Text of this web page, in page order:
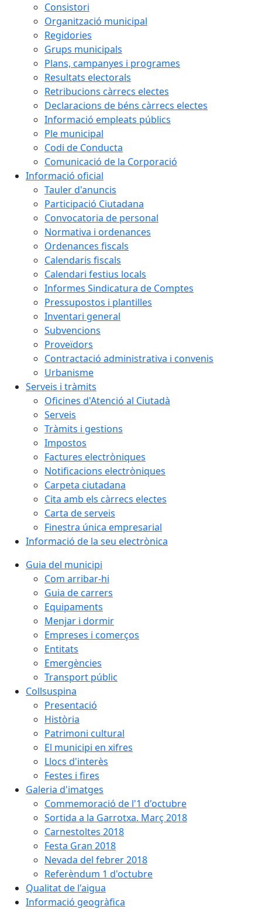
Consistori
Organització municipal
Regidories
Grups municipals
Plans, campanyes i programes
Resultats electorals
Retribucions càrrecs electes
Declaracions de béns càrrecs electes
Informació empleats públics
Ple municipal
Codi de Conducta
Comunicació de la Corporació
Informació oficial
Tauler d'anuncis
Participació Ciutadana
Convocatoria de personal
Normativa i ordenances
Ordenances fiscals
Calendaris fiscals
Calendari festius locals
Informes Sindicatura de Comptes
Pressupostos i plantilles
Inventari general
Subvencions
Proveïdors
Contractació administrativa i convenis
Urbanisme
Serveis i tràmits
Oficines d'Atenció al Ciutadà
Serveis
Tràmits i gestions
Impostos
Factures electròniques
Notificacions electròniques
Carpeta ciutadana
Cita amb els càrrecs electes
Carta de serveis
Finestra única empresarial
Informació de la seu electrònica
Guia del municipi
Com arribar-hi
Guia de carrers
Equipaments
Menjar i dormir
Empreses i comerços
Entitats
Emergències
Transport públic
Collsuspina
Presentació
Història
Patrimoni cultural
El municipi en xifres
Llocs d'interès
Festes i fires
Galeria d'imatges
Commemoració de l'1 d'octubre
Sortida a la Garrotxa. Març 2018
Carnestoltes 2018
Festa Gran 2018
Nevada del febrer 2018
Referèndum 1 d'octubre
Qualitat de l'aigua
Informació geogràfica